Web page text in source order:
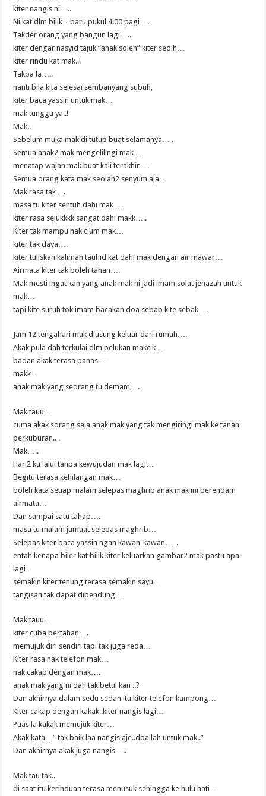
kiter nangis ni…..
Ni kat dlm bilik…baru pukul 4.00 pagi….
Takder orang yang bangun lagi…..
kiter dengar nasyid tajuk “anak soleh” kiter sedih…
kiter rindu kat mak..!
Takpa la…..
nanti bila kita selesai sembanyang subuh,
kiter baca yassin untuk mak…
mak tunggu ya..!
Mak..
Sebelum muka mak di tutup buat selamanya… .
Semua anak2 mak mengelilingi mak…
menatap wajah mak buat kali terakhir….
Semua orang kata mak seolah2 senyum aja…
Mak rasa tak….
masa tu kiter sentuh dahi mak….
kiter rasa sejukkkk sangat dahi makk…..
Kiter tak mampu nak cium mak…
kiter tak daya….
kiter tuliskan kalimah tauhid kat dahi mak dengan air mawar…
Airmata kiter tak boleh tahan….
Mak mesti ingat kan yang anak mak ni jadi imam solat jenazah untuk
mak…
tapi kite suruh tok imam bacakan doa sebab kite sebak….
Jam 12 tengahari mak diusung keluar dari rumah….
Akak pula dah terkulai dlm pelukan makcik…
badan akak terasa panas…
makk…
anak mak yang seorang tu demam….
Mak tauu…
cuma akak sorang saja anak mak yang tak mengiringi mak ke tanah
perkuburan.. .
Mak…..
Hari2 ku lalui tanpa kewujudan mak lagi…
Begitu terasa kehilangan mak…
boleh kata setiap malam selepas maghrib anak mak ini berendam
airmata…
Dan sampai satu tahap….
masa tu malam jumaat selepas maghrib…
Selepas kiter baca yassin ngan kawan-kawan. ….
entah kenapa biler kat bilik kiter keluarkan gambar2 mak pastu apa
lagi…
semakin kiter tenung terasa semakin sayu…
tangisan tak dapat dibendung…
Mak tauu…
kiter cuba bertahan….
memujuk diri sendiri tapi tak juga reda…
Kiter rasa nak telefon mak…
nak cakap dengan mak….
anak mak yang ni dah tak betul kan ..?
Dan akhirnya dalam sedu sedan itu kiter telefon kampong…
Kiter cakap dengan kakak..kiter nangis lagi…
Puas la kakak memujuk kiter…
Akak kata…” tak baik laa nangis aje..doa lah untuk mak..”
Dan akhirnya akak juga nangis…..
Mak tau tak..
di saat itu kerinduan terasa menusuk sehingga ke hulu hati…